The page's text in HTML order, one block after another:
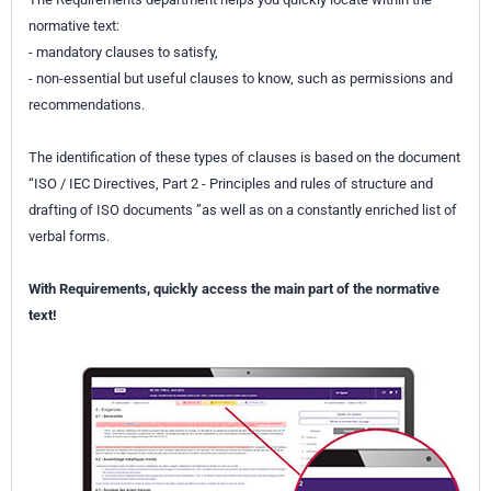
normative text:
- mandatory clauses to satisfy,
- non-essential but useful clauses to know, such as permissions and
recommendations.
The identification of these types of clauses is based on the document
“ISO / IEC Directives, Part 2 - Principles and rules of structure and
drafting of ISO documents ”as well as on a constantly enriched list of
verbal forms.
With Requirements, quickly access the main part of the normative
text!